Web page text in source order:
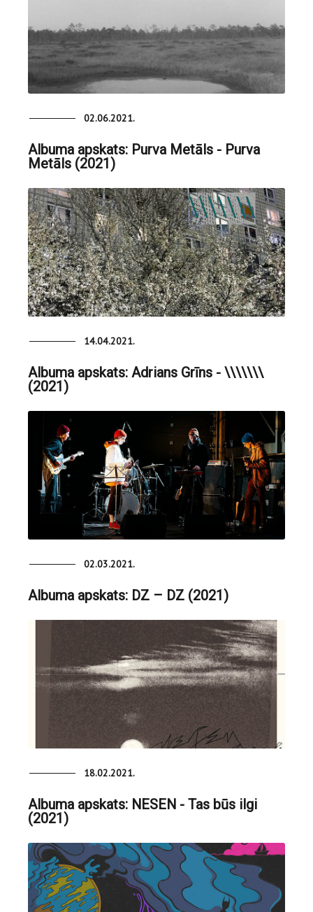
02.06.2021.
Albuma apskats: Purva Metāls - Purva
Metāls (2021)
14.04.2021.
Albuma apskats: Adrians Grīns - \​\​\​\​\​\​\
(2021)
02.03.2021.
Albuma apskats: DZ – DZ (2021)
18.02.2021.
Albuma apskats: NESEN - Tas būs ilgi
(2021)